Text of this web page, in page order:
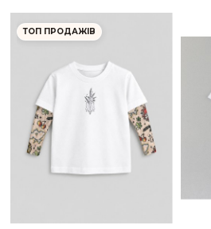
ТОП ПРОДАЖІВ